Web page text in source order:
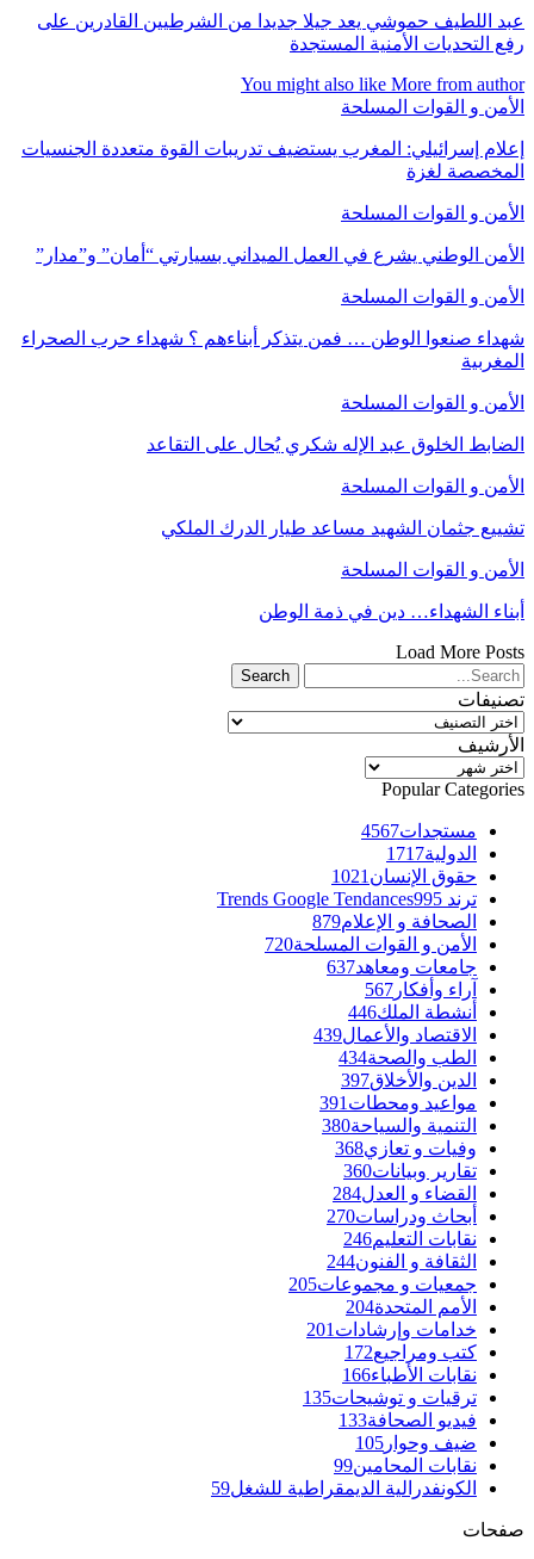
عبد اللطيف حموشي يعد جيلا جديدا من الشرطيين القادرين على
رفع التحديات الأمنية المستجدة
You might also like More from author
الأمن و القوات المسلحة
إعلام إسرائيلي: المغرب يستضيف تدريبات القوة متعددة الجنسيات
المخصصة لغزة
الأمن و القوات المسلحة
الأمن الوطني يشرع في العمل الميداني بسيارتي “أمان” و”مدار”
الأمن و القوات المسلحة
شهداء صنعوا الوطن … فمن يتذكر أبناءهم ؟ شهداء حرب الصحراء
المغربية
الأمن و القوات المسلحة
الضابط الخلوق عبد الإله شكري يُحال على التقاعد
الأمن و القوات المسلحة
تشييع جثمان الشهيد مساعد طيار الدرك الملكي
الأمن و القوات المسلحة
أبناء الشهداء… دين في ذمة الوطن
Load More Posts
تصنيفات
تصنيفات
الأرشيف
الأرشيف
Popular Categories
مستجدات4567
الدولية1717
حقوق الإنسان 1021
ترند Trends Google Tendances 995
الصحافة و الإعلام879
الأمن و القوات المسلحة720
جامعات ومعاهد637
آراء وأفكار 567
أنشطة الملك446
الاقتصاد والأعمال439
الطب والصحة434
الدين والأخلاق397
مواعيد ومحطات 391
التنمية والسياحة380
وفيات و تعازي368
تقارير وبيانات360
القضاء و العدل284
أبحاث ودراسات270
نقابات التعليم246
الثقافة و الفنون244
جمعيات و مجموعات205
الأمم المتحدة204
خدامات وإرشادات 201
كتب ومراجيع172
نقابات الأطباء166
ترقيات و توشيحات135
فيديو الصحافة133
ضيف وحوار 105
نقابات المحامين99
الكونفدرالية الديمقراطية للشغل59
صفحات